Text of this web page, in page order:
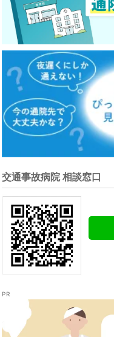
交通事故病院 相談窓口